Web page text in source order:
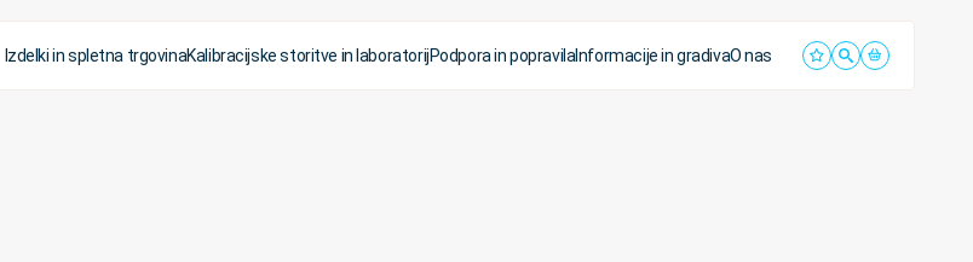
Izdelki in spletna trgovinaKalibracijske storitve in laboratorijPodpora in popravilaInformacije in gradivaO nas